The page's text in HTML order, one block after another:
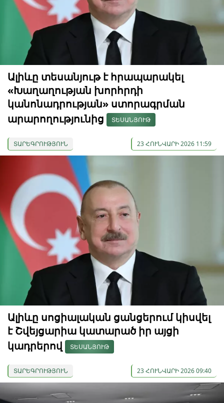
Ալիևը տեսանյութ է հրապարակել
«Խաղաղության խորհրդի
կանոնադրության» ստորագրման
արարողությունից
ՏԵՍԱՆՅՈՒԹ
ՏԱՐԵԳՐՈՒԹՅՈՒՆ 23 ՀՈՒՆՎԱՐԻ 2026 11:59
Ալիևը սոցիալական ցանցերում կիսվել
է Շվեյցարիա կատարած իր այցի
կադրերով
ՏԵՍԱՆՅՈՒԹ
ՏԱՐԵԳՐՈՒԹՅՈՒՆ 23 ՀՈՒՆՎԱՐԻ 2026 09:40